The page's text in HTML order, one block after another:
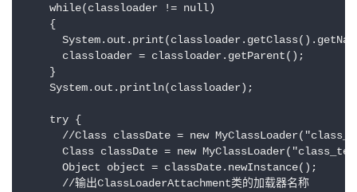
    while(classloader != null)
    {
      classloader = classloader.getParent();
    }
    System.out.println(classloader);
    try {
//Class classDate = new
Class classDate = new
      Object object = classDate.newInstance();
      //输出ClassLoaderAttachment类的加载器名称